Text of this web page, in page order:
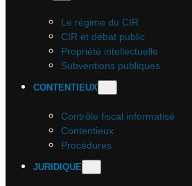
Le régime du CIR
CIR et débat public
Propriété intellectuelle
Subventions publiques
CONTENTIEUX
Contrôle fiscal informatisé
Contentieux
Procédures
JURIDIQUE